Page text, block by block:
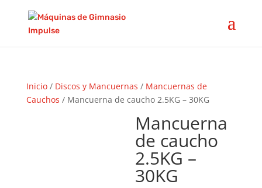
Inicio/ Discos y Mancuernas / Mancuernas de
Cauchos / Mancuerna de caucho 2.5KG – 30KG
Mancuerna
de caucho
2.5KG –
30KG